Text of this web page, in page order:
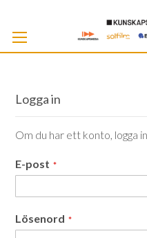
Logga in
Om du har ett konto, logga
E-post
Lösenord